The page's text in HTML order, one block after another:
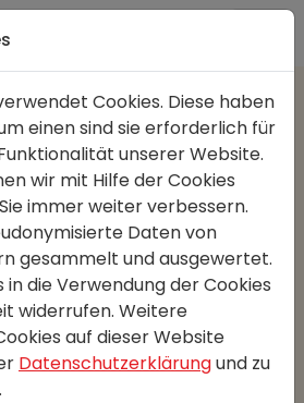
springen
Archiv
2 nächste
Cookies. Diese haben
einen sind sie erforderlich für
unserer Website.
wir mit Hilfe der Cookies
immer weiter verbessern.
Daten von
gesammelt und ausgewertet.
in die Verwendung der Cookies
widerrufen. Weitere
auf dieser Website
Datenschutzerklärungund zu
.